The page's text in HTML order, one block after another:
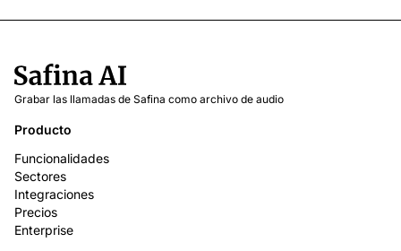
Grabar las llamadas de Safina como archivo de audio
Producto
Funcionalidades
Sectores
Integraciones
Precios
Enterprise